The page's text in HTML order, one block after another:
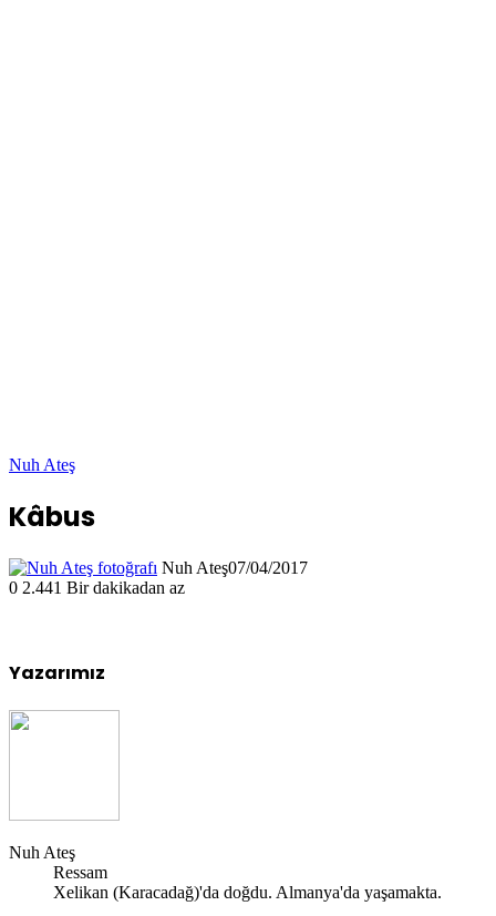
Nuh Ateş
Kâbus
Nuh Ateş07/04/2017
0 2.441 Bir dakikadan az
Yazarımız
Nuh Ateş
Ressam
Xelikan (Karacadağ)'da doğdu. Almanya'da yaşamakta.